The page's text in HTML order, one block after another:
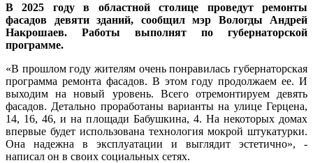
В 2025 году в областной столице проведут ремонты
фасадов девяти зданий, сообщил мэр Вологды Андрей
Накрошаев. Работы выполнят по губернаторской
программе.
«В прошлом году жителям очень понравилась губернаторская
программа ремонта фасадов. В этом году продолжаем ее. И
выходим на новый уровень. Всего отремонтируем девять
фасадов. Детально проработаны варианты на улице Герцена,
14, 16, 46, и на площади Бабушкина, 4. На некоторых домах
впервые будет использована технология мокрой штукатурки.
Она надежна в эксплуатации и выглядит эстетично», -
написал он в своих социальных сетях.